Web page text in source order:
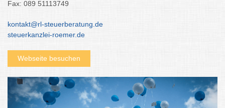
Fax: 089 51113749
kontakt@rl-steuerberatung.de
steuerkanzlei-roemer.de
Webseite besuchen